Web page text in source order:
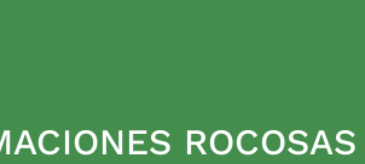
ROCOSAS